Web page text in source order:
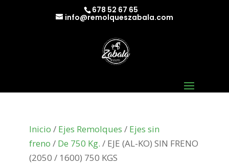
678 52 67 65
info@remolqueszabala.com
Inicio / Ejes Remolques / Ejes sin
freno / De 750 Kg. / EJE (AL-KO) SIN FRENO
(2050 / 1600) 750 KGS